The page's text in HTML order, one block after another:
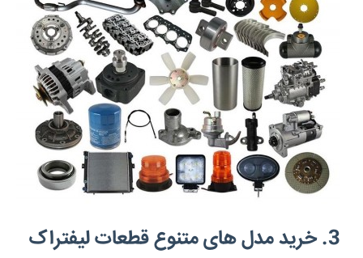
3. خرید مدل های متنوع قطعات لیفتراک